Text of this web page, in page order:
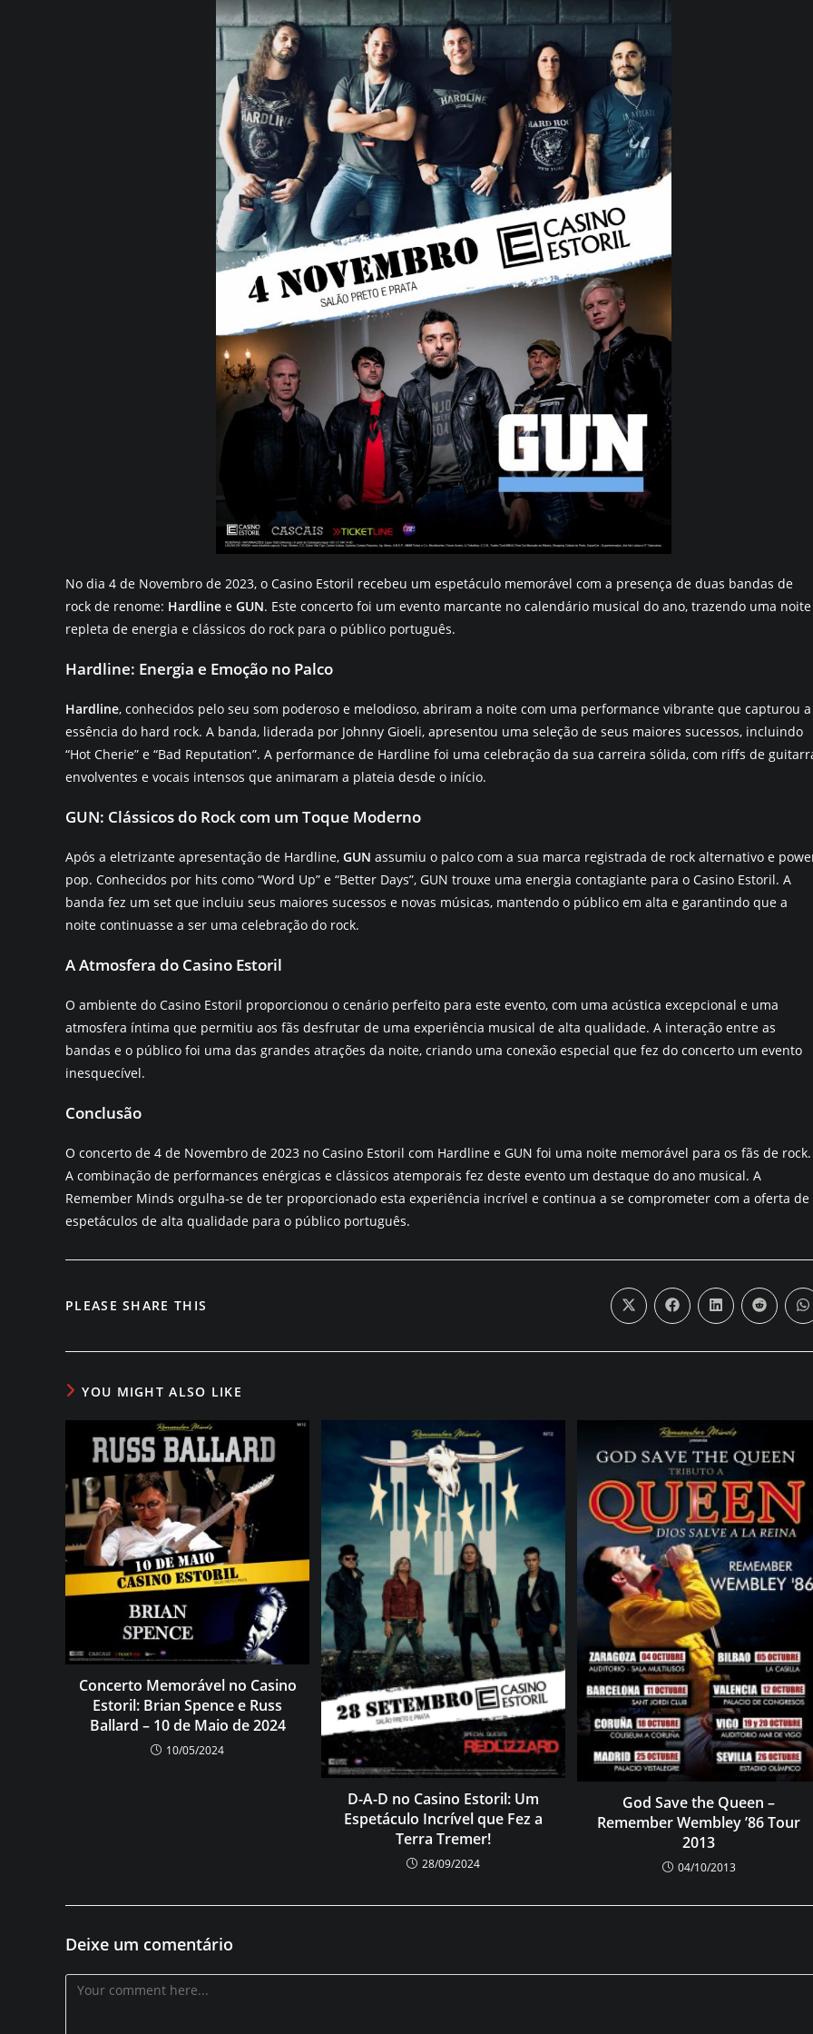
No dia 4 de Novembro de 2023, o Casino Estoril recebeu um espetáculo memorável com a presença de duas bandas de
rock de renome: Hardline e GUN. Este concerto foi um evento marcante no calendário musical do ano, trazendo uma noite
repleta de energia e clássicos do rock para o público português.
Hardline: Energia e Emoção no Palco
Hardline, conhecidos pelo seu som poderoso e melodioso, abriram a noite com uma performance vibrante que capturou a
essência do hard rock. A banda, liderada por Johnny Gioeli, apresentou uma seleção de seus maiores sucessos, incluindo
“Hot Cherie” e “Bad Reputation”. A performance de Hardline foi uma celebração da sua carreira sólida, com riffs de
envolventes e vocais intensos que animaram a plateia desde o início.
GUN: Clássicos do Rock com um Toque Moderno
Após a eletrizante apresentação de Hardline, GUN assumiu o palco com a sua marca registrada de rock alternativo e
pop. Conhecidos por hits como “Word Up” e “Better Days”, GUN trouxe uma energia contagiante para o Casino Estoril. A
banda fez um set que incluiu seus maiores sucessos e novas músicas, mantendo o público em alta e garantindo que a
noite continuasse a ser uma celebração do rock.
A Atmosfera do Casino Estoril
O ambiente do Casino Estoril proporcionou o cenário perfeito para este evento, com uma acústica excepcional e uma
atmosfera íntima que permitiu aos fãs desfrutar de uma experiência musical de alta qualidade. A interação entre as
bandas e o público foi uma das grandes atrações da noite, criando uma conexão especial que fez do concerto um evento
inesquecível.
Conclusão
O concerto de 4 de Novembro de 2023 no Casino Estoril com Hardline e GUN foi uma noite memorável para os fãs de rock.
A combinação de performances enérgicas e clássicos atemporais fez deste evento um destaque do ano musical. A
Remember Minds orgulha-se de ter proporcionado esta experiência incrível e continua a se comprometer com a oferta de
espetáculos de alta qualidade para o público português.
PLEASE SHARE THIS Abre
numa
janela
Abre
numa
janela
Abre
numa
janela
Abre
numa
janela
YOU MIGHT ALSO LIKE
Concerto Memorável no Casino
Estoril: Brian Spence e Russ
Ballard – 10 de Maio de 2024
10/05/2024
D-A-D no Casino Estoril: Um
Espetáculo Incrível que Fez a
Terra Tremer!
28/09/2024
God Save the Queen –
Remember Wembley ’86 Tour
2013
04/10/2013
Deixe um comentário
Comentário